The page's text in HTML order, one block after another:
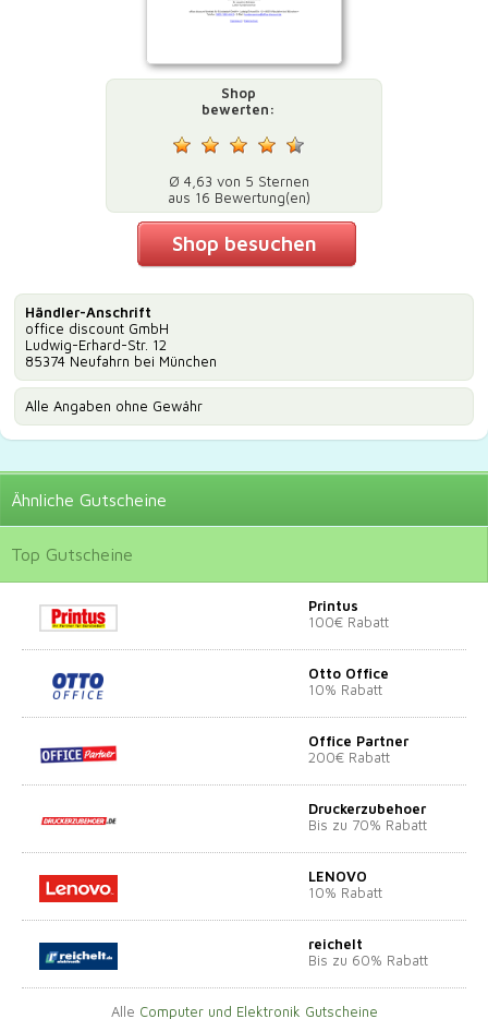
Shop
bewerten:
Ø 4,63 von 5 Sternen
aus 16 Bewertung(en)
Shop besuchen
Händler-Anschrift
office discount GmbH
Ludwig-Erhard-Str. 12
85374 Neufahrn bei München
Alle Angaben ohne Gewähr
Ähnliche Gutscheine
Top Gutscheine
Printus
100€ Rabatt
Otto Office
10% Rabatt
Office Partner
200€ Rabatt
Druckerzubehoer
Bis zu 70% Rabatt
LENOVO
10% Rabatt
reichelt
Bis zu 60% Rabatt
Alle Computer und Elektronik Gutscheine